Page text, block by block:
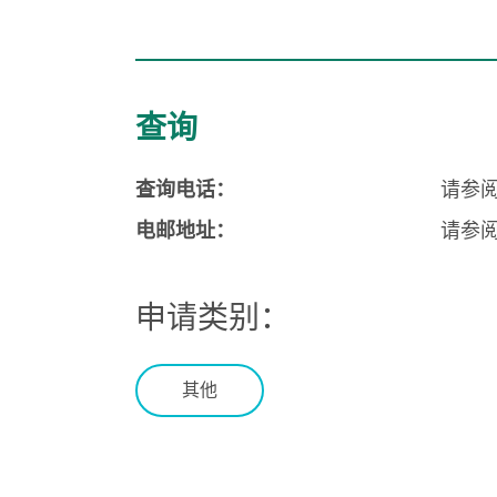
查询
查询电话：
请参
电邮地址：
请参
申请类别：
其他